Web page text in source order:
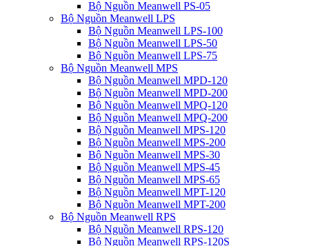
Bộ Nguồn Meanwell PS-05
Bộ Nguồn Meanwell LPS
Bộ Nguồn Meanwell LPS-100
Bộ Nguồn Meanwell LPS-50
Bộ Nguồn Meanwell LPS-75
Bộ Nguồn Meanwell MPS
Bộ Nguồn Meanwell MPD-120
Bộ Nguồn Meanwell MPD-200
Bộ Nguồn Meanwell MPQ-120
Bộ Nguồn Meanwell MPQ-200
Bộ Nguồn Meanwell MPS-120
Bộ Nguồn Meanwell MPS-200
Bộ Nguồn Meanwell MPS-30
Bộ Nguồn Meanwell MPS-45
Bộ Nguồn Meanwell MPS-65
Bộ Nguồn Meanwell MPT-120
Bộ Nguồn Meanwell MPT-200
Bộ Nguồn Meanwell RPS
Bộ Nguồn Meanwell RPS-120
Bộ Nguồn Meanwell RPS-120S